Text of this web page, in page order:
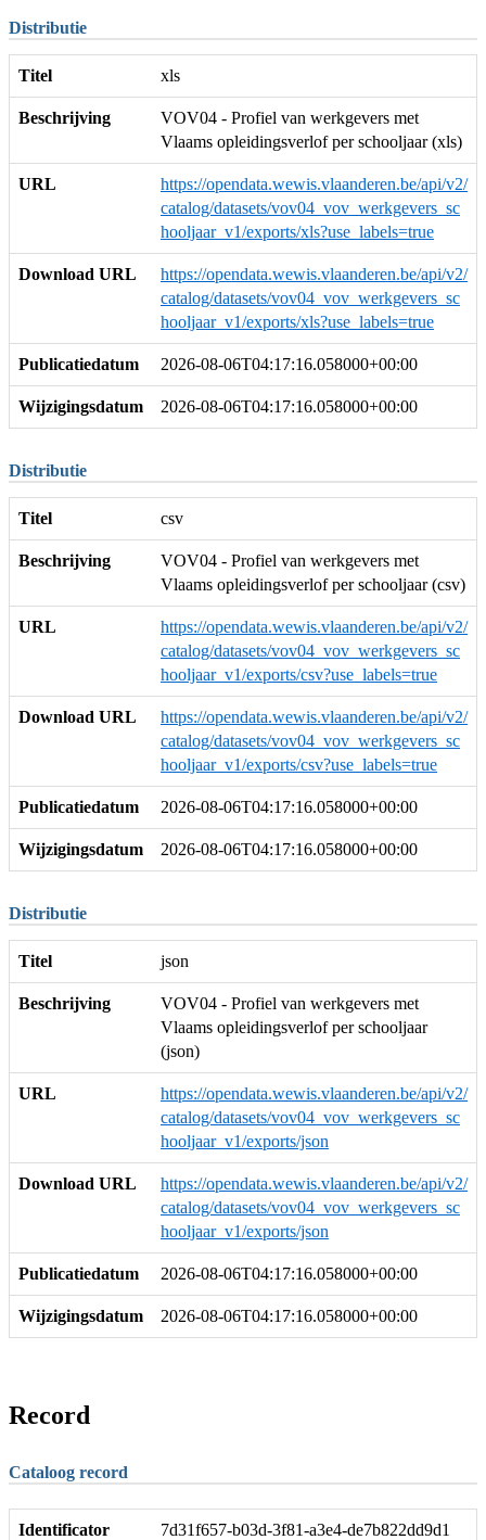
Distributie
Titel xls
Beschrijving
VOV04 - Profiel van werkgevers met
Vlaams opleidingsverlof per schooljaar (xls)
URL
https://opendata.wewis.vlaanderen.be/api/v2/
catalog/datasets/vov04_vov_werkgevers_sc
hooljaar_v1/exports/xls?use_labels=true
Download URL
https://opendata.wewis.vlaanderen.be/api/v2/
catalog/datasets/vov04_vov_werkgevers_sc
hooljaar_v1/exports/xls?use_labels=true
Publicatiedatum 2026-08-06T04:17:16.058000+00:00
Wijzigingsdatum 2026-08-06T04:17:16.058000+00:00
Distributie
Titel csv
Beschrijving
VOV04 - Profiel van werkgevers met
Vlaams opleidingsverlof per schooljaar (csv)
URL
https://opendata.wewis.vlaanderen.be/api/v2/
catalog/datasets/vov04_vov_werkgevers_sc
hooljaar_v1/exports/csv?use_labels=true
Download URL
https://opendata.wewis.vlaanderen.be/api/v2/
catalog/datasets/vov04_vov_werkgevers_sc
hooljaar_v1/exports/csv?use_labels=true
Publicatiedatum 2026-08-06T04:17:16.058000+00:00
Wijzigingsdatum 2026-08-06T04:17:16.058000+00:00
Distributie
Titel json
Beschrijving
VOV04 - Profiel van werkgevers met
Vlaams opleidingsverlof per schooljaar
(json)
URL
https://opendata.wewis.vlaanderen.be/api/v2/
catalog/datasets/vov04_vov_werkgevers_sc
hooljaar_v1/exports/json
Download URL
https://opendata.wewis.vlaanderen.be/api/v2/
catalog/datasets/vov04_vov_werkgevers_sc
hooljaar_v1/exports/json
Publicatiedatum 2026-08-06T04:17:16.058000+00:00
Wijzigingsdatum 2026-08-06T04:17:16.058000+00:00
Record
Cataloog record
Identificator 7d31f657-b03d-3f81-a3e4-de7b822dd9d1